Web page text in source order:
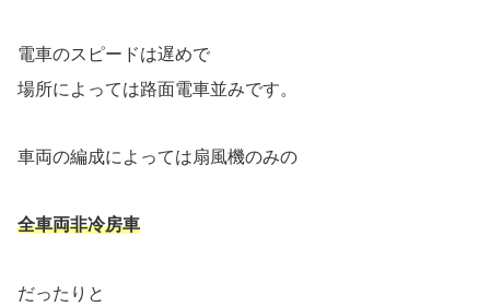
電車のスピードは遅めで
場所によっては路面電車並みです。
車両の編成によっては扇風機のみの
全車両非冷房車
だったりと